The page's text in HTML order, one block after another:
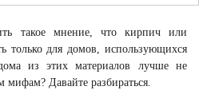
такое мнение, что кирпич или
только для домов, использующихся
из этих материалов лучше не
мифам? Давайте разбираться.